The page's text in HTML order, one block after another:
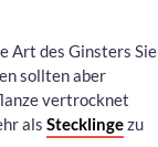
Art des Ginsters Sie
sollten aber
vertrocknet
als Stecklingezu